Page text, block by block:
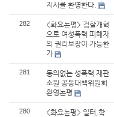
지시를 환영한다.
282
<화요논평> 검찰개혁
으로 여성폭력 피해자
의 권리보장이 가능한
가
281
동의없는 성폭력 재판
소원 공동대책위원회
환영논평
280
<화요논평> 일터,학